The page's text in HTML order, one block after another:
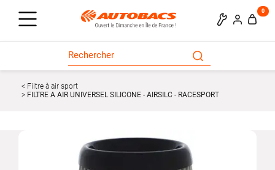
0
Filtre à air sport
FILTRE A AIR UNIVERSEL SILICONE - AIRSILC - RACESPORT